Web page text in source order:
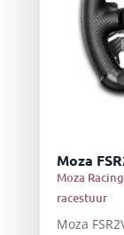
Moza
Moza Racing
racestuur
Moza